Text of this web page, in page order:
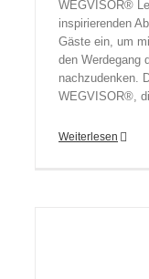
WEGVISOR®
inspirierenden
Gäste ein, um
den Werdegang
nachzudenken.
WEGVISOR®,
Weiterlesen